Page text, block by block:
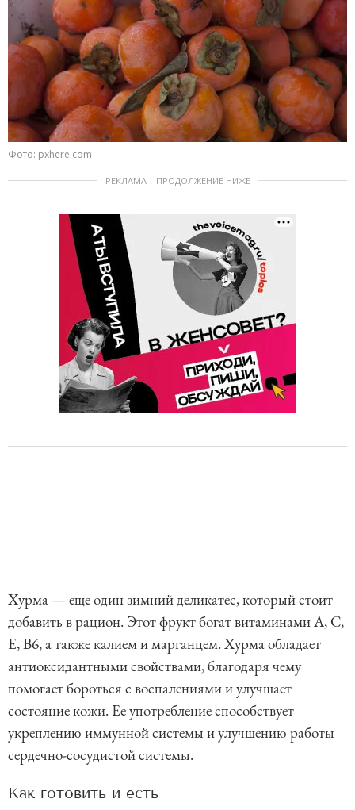
Фото: pxhere.com
РЕКЛАМА – ПРОДОЛЖЕНИЕ НИЖЕ
Хурма — еще один зимний деликатес, который стоит
добавить в рацион. Этот фрукт богат витаминами A, C,
E, B6, а также калием и марганцем. Хурма обладает
антиоксидантными свойствами, благодаря чему
помогает бороться с воспалениями и улучшает
состояние кожи. Ее употребление способствует
укреплению иммунной системы и улучшению работы
сердечно-сосудистой системы.
Как готовить и есть